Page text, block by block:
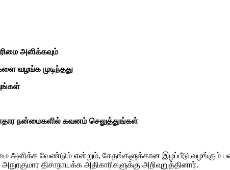
அளிக்கவும்
வழங்க முடிந்தது
நன்மைகளில் கவனம் செலுத்துங்கள்
அளிக்க வேண்டும் என்றும், சேதங்களுக்கான இழப்பீடு வழங்கும்
திசாநாயக்க அதிகாரிகளுக்கு அறிவுறுத்தினார்.